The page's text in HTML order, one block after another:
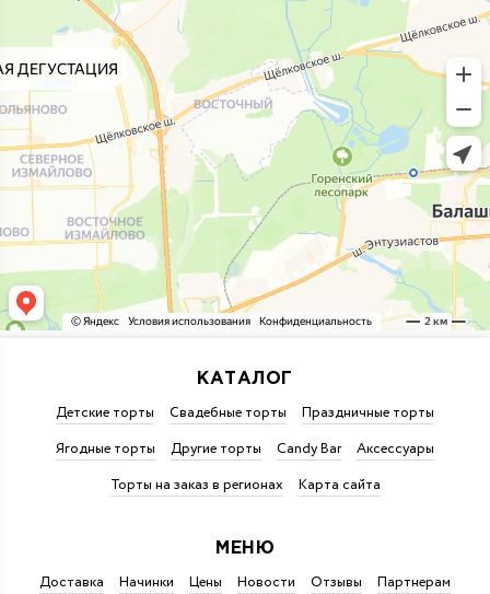
КАТАЛОГ
Детские торты Свадебные торты
Праздничные торты
Ягодные торты
Другие торты Candy Bar
Аксессуары
Торты на заказ в регионах
Карта сайта
МЕНЮ
Доставка Начинки Цены Новости Отзывы Партнерам